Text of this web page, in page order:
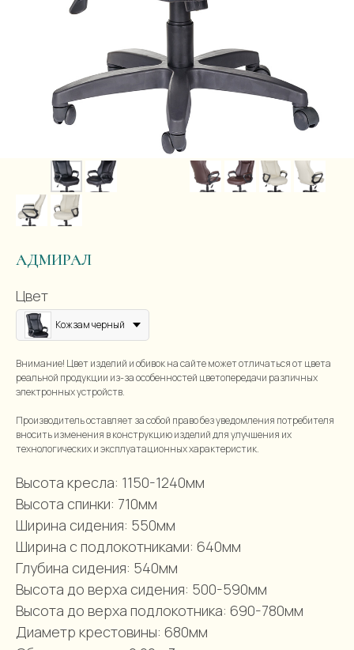
АДМИРАЛ
Цвет
Кожзам черный
Внимание! Цвет изделий и обивок на сайте может отличаться от цвета
реальной продукции из-за особенностей цветопередачи различных
электронных устройств.
Производитель оставляет за собой право без уведомления потребителя
вносить изменения в конструкцию изделий для улучшения их
технологических и эксплуатационных характеристик.
Высота кресла: 1150-1240мм
Высота спинки: 710мм
Ширина сидения: 550мм
Ширина с подлокотниками: 640мм
Глубина сидения: 540мм
Высота до верха сидения: 500-590мм
Высота до верха подлокотника: 690-780мм
Диаметр крестовины: 680мм